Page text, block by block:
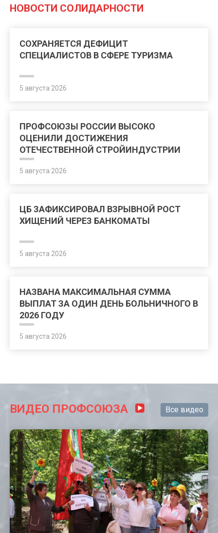
НОВОСТИ СОЛИДАРНОСТИ
СОХРАНЯЕТСЯ ДЕФИЦИТ
СПЕЦИАЛИСТОВ В СФЕРЕ ТУРИЗМА
5 августа 2026
ПРОФСОЮЗЫ РОССИИ ВЫСОКО
ОЦЕНИЛИ ДОСТИЖЕНИЯ
ОТЕЧЕСТВЕННОЙ СТРОЙИНДУСТРИИ
5 августа 2026
ЦБ ЗАФИКСИРОВАЛ ВЗРЫВНОЙ РОСТ
ХИЩЕНИЙ ЧЕРЕЗ БАНКОМАТЫ
5 августа 2026
НАЗВАНА МАКСИМАЛЬНАЯ СУММА
ВЫПЛАТ ЗА ОДИН ДЕНЬ БОЛЬНИЧНОГО В
2026 ГОДУ
5 августа 2026
ВИДЕО ПРОФСОЮЗА Все видео